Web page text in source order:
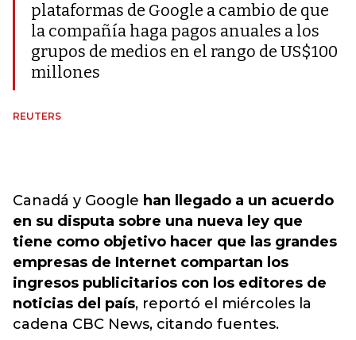
plataformas de Google a cambio de que
la compañía haga pagos anuales a los
grupos de medios en el rango de US$100
millones
REUTERS
Canadá y Google han llegado a un acuerdo
en su disputa sobre una nueva ley que
tiene como objetivo hacer que las grandes
empresas de Internet compartan los
ingresos publicitarios con los editores de
noticias del país, reportó el miércoles la
cadena CBC News, citando fuentes.